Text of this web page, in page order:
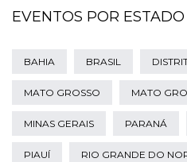
EVENTOS POR ESTADO
BAHIA BRASIL
MATO GROSSO MATO
MINAS GERAIS PARANÁ
PIAUÍ RIO GRANDE DO